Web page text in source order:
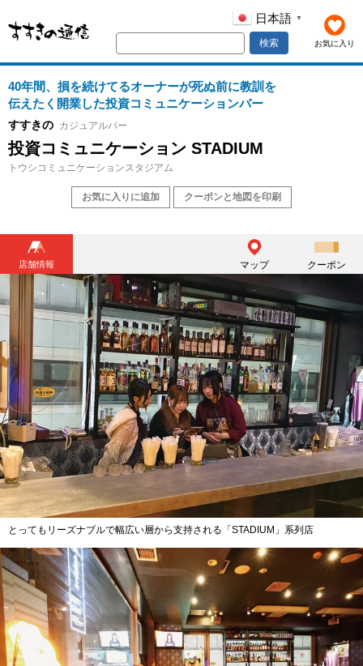
お気に入り
日本語 ▼
検索
40年間、損を続けてるオーナーが死ぬ前に教訓を
伝えたく開業した投資コミュニケーションバー
すすきの カジュアルバー
投資コミュニケーション STADIUM
トウシコミュニケーションスタジアム
お気に入りに追加 クーポンと地図を印刷
店舗情報 マップ クーポン
とってもリーズナブルで幅広い層から支持される「STADIUM」系列店